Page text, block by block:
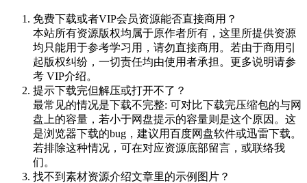
免费下载或者VIP会员资源能否直接商用？
本站所有资源版权均属于原作者所有，这里所提供资源
均只能用于参考学习用，请勿直接商用。若由于商用引
起版权纠纷，一切责任均由使用者承担。更多说明请参
考 VIP介绍。
提示下载完但解压或打开不了？
最常见的情况是下载不完整: 可对比下载完压缩包的与网
盘上的容量，若小于网盘提示的容量则是这个原因。这
是浏览器下载的bug，建议用百度网盘软件或迅雷下载。
若排除这种情况，可在对应资源底部留言，或联络我
们。
找不到素材资源介绍文章里的示例图片？